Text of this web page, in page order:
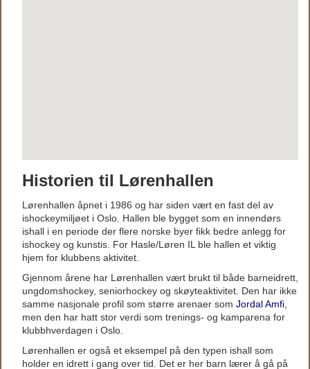
Historien til Lørenhallen
Lørenhallen åpnet i 1986 og har siden vært en fast del av
ishockeymiljøet i Oslo. Hallen ble bygget som en innendørs
ishall i en periode der flere norske byer fikk bedre anlegg for
ishockey og kunstis. For Hasle/Løren IL ble hallen et viktig
hjem for klubbens aktivitet.
Gjennom årene har Lørenhallen vært brukt til både barneidrett,
ungdomshockey, seniorhockey og skøyteaktivitet. Den har ikke
samme nasjonale profil som større arenaer som Jordal Amfi
men den har hatt stor verdi som trenings- og kamparena for
klubbhverdagen i Oslo.
Lørenhallen er også et eksempel på den typen ishall som
holder en idrett i gang over tid. Det er her barn lærer å gå på